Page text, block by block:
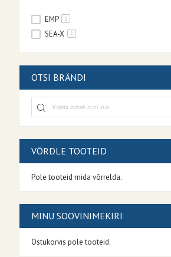
EMP 1
SEA-X 1
OTSI BRÄNDI
VÕRDLE TOOTEID
Pole tooteid mida võrrelda.
MINU SOOVINIMEKIRI
Ostukorvis pole tooteid.